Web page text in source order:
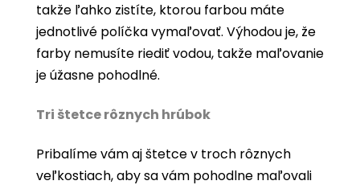
takže ľahko zistíte, ktorou farbou máte
jednotlivé políčka vymaľovať. Výhodou je, že
farby nemusíte riediť vodou, takže maľovanie
je úžasne pohodlné.
Tri štetce rôznych hrúbok
Pribalíme vám aj štetce v troch rôznych
veľkostiach, aby sa vám pohodlne maľovali